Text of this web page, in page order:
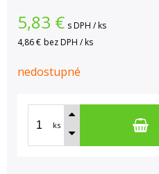
5,83 € s DPH / ks
4,86 € bez DPH / ks
nedostupné
ks